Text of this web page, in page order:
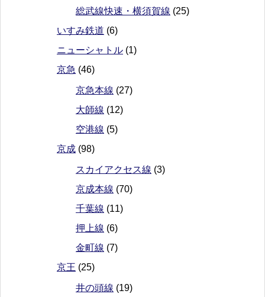
総武線快速・横須賀線 (25)
いすみ鉄道 (6)
ニューシャトル (1)
京急 (46)
京急本線 (27)
大師線 (12)
空港線 (5)
京成 (98)
スカイアクセス線 (3)
京成本線 (70)
千葉線 (11)
押上線 (6)
金町線 (7)
京王 (25)
井の頭線 (19)